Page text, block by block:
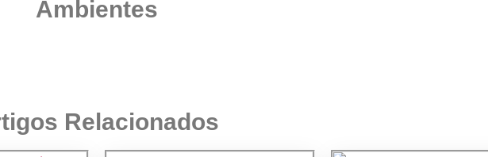
Ambientes
Relacionados